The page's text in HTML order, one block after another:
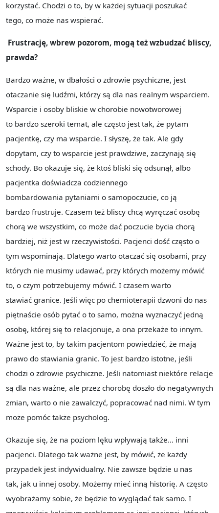
korzystać. Chodzi o to, by w każdej sytuacji poszukać
tego, co może nas wspierać.
Frustrację, wbrew pozorom, mogą też wzbudzać bliscy,
prawda?
Bardzo ważne, w dbałości o zdrowie psychiczne, jest
otaczanie się ludźmi, którzy są dla nas realnym wsparciem.
Wsparcie i osoby bliskie w chorobie nowotworowej
to bardzo szeroki temat, ale często jest tak, że pytam
pacjentkę, czy ma wsparcie. I słyszę, że tak. Ale gdy
dopytam, czy to wsparcie jest prawdziwe, zaczynają się
schody. Bo okazuje się, że ktoś bliski się odsunął, albo
pacjentka doświadcza codziennego
bombardowania pytaniami o samopoczucie, co ją
bardzo frustruje. Czasem też bliscy chcą wyręczać osobę
chorą we wszystkim, co może dać poczucie bycia chorą
bardziej, niż jest w rzeczywistości. Pacjenci dość często o
tym wspominają. Dlatego warto otaczać się osobami, przy
których nie musimy udawać, przy których możemy mówić
to, o czym potrzebujemy mówić. I czasem warto
stawiać granice. Jeśli więc po chemioterapii dzwoni do nas
piętnaście osób pytać o to samo, można wyznaczyć jedną
osobę, której się to relacjonuje, a ona przekaże to innym.
Ważne jest to, by takim pacjentom powiedzieć, że mają
prawo do stawiania granic. To jest bardzo istotne, jeśli
chodzi o zdrowie psychiczne. Jeśli natomiast niektóre relacje
są dla nas ważne, ale przez chorobę doszło do negatywnych
zmian, warto o nie zawalczyć, popracować nad nimi. W tym
może pomóc także psycholog.
Okazuje się, że na poziom lęku wpływają także… inni
pacjenci. Dlatego tak ważne jest, by mówić, że każdy
przypadek jest indywidualny. Nie zawsze będzie u nas
tak, jak u innej osoby. Możemy mieć inną historię. A często
wyobrażamy sobie, że będzie to wyglądać tak samo. I